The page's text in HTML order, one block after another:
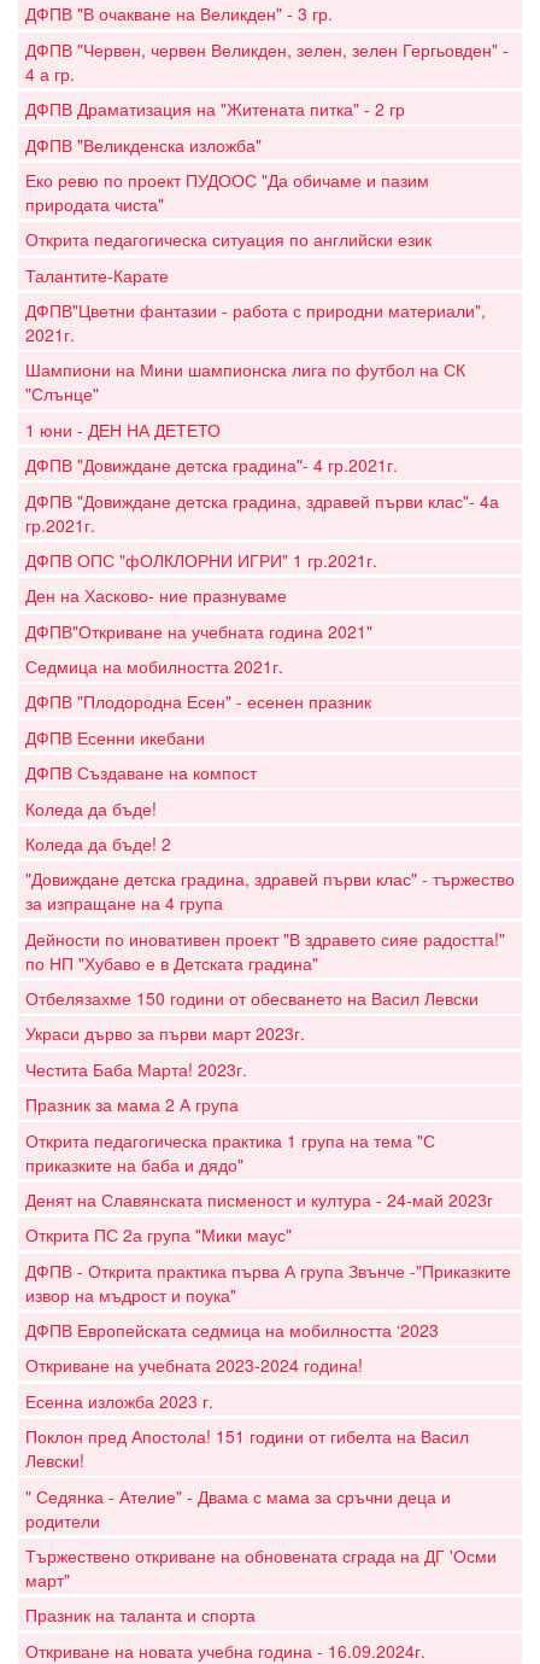
ДФПВ "В очакване на Великден" - 3 гр.
ДФПВ "Червен, червен Великден, зелен, зелен Гергьовден" -
4 а гр.
ДФПВ Драматизация на "Житената питка" - 2 гр
ДФПВ "Великденска изложба"
Еко ревю по проект ПУДООС "Да обичаме и пазим
природата чиста"
Открита педагогическа ситуация по английски език
Талантите-Карате
ДФПВ"Цветни фантазии - работа с природни материали",
2021г.
Шампиони на Мини шампионска лига по футбол на СК
"Слънце"
1 юни - ДЕН НА ДЕТЕТО
ДФПВ "Довиждане детска градина"- 4 гр.2021г.
ДФПВ "Довиждане детска градина, здравей първи клас"- 4а
гр.2021г.
ДФПВ ОПС "фОЛКЛОРНИ ИГРИ" 1 гр.2021г.
Ден на Хасково- ние празнуваме
ДФПВ"Откриване на учебната година 2021"
Седмица на мобилността 2021г.
ДФПВ "Плодородна Есен" - есенен празник
ДФПВ Есенни икебани
ДФПВ Създаване на компост
Коледа да бъде!
Коледа да бъде! 2
"Довиждане детска градина, здравей първи клас" - тържество
за изпращане на 4 група
Дейности по иновативен проект "В здравето сияе радостта!"
по НП "Хубаво е в Детската градина"
Отбелязахме 150 години от обесването на Васил Левски
Украси дърво за първи март 2023г.
Честита Баба Марта! 2023г.
Празник за мама 2 А група
Открита педагогическа практика 1 група на тема "С
приказките на баба и дядо"
Денят на Славянската писменост и култура - 24-май 2023г
Открита ПС 2а група "Мики маус"
ДФПВ - Открита практика първа А група Звънче -"Приказките
извор на мъдрост и поука"
ДФПВ Европейската седмица на мобилността ‘2023
Откриване на учебната 2023-2024 година!
Есенна изложба 2023 г.
Поклон пред Апостола! 151 години от гибелта на Васил
Левски!
" Седянка - Ателие" - Двама с мама за сръчни деца и
родители
Тържествено откриване на обновената сграда на ДГ 'Осми
март"
Празник на таланта и спорта
Откриване на новата учебна година - 16.09.2024г.